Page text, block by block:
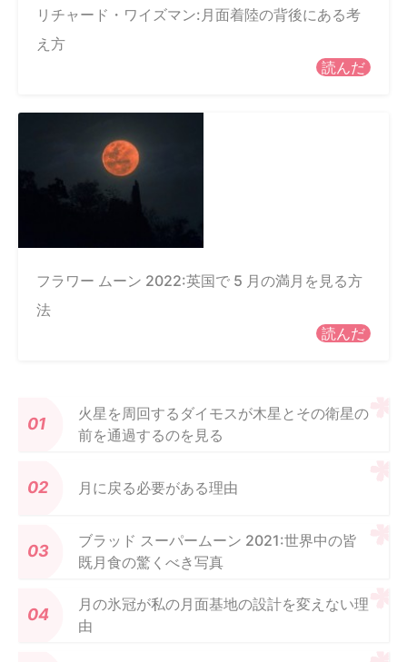
リチャード・ワイズマン:月面着陸の背後にある考
え方
読んだ
フラワー ムーン 2022:英国で 5 月の満月を見る方
法
読んだ
火星を周回するダイモスが木星とその衛星の
前を通過するのを見る
月に戻る必要がある理由
ブラッド スーパームーン 2021:世界中の皆
既月食の驚くべき写真
月の氷冠が私の月面基地の設計を変えない理
由